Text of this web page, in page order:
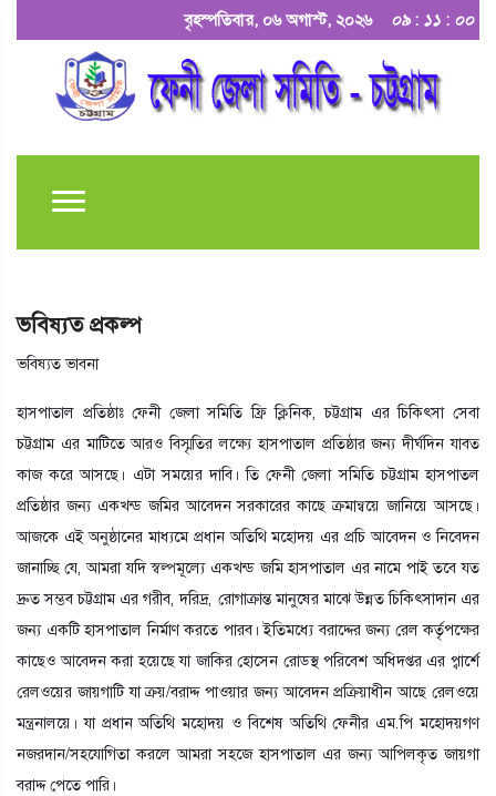
বৃহস্পতিবার, ০৬ অগাস্ট, ২০২৬ ০৯ : ১১ : ০০
ভবিষ্যত প্রকল্প
ভবিষ্যত ভাবনা
হাসপাতাল প্রতিষ্ঠাঃ ফেনী জেলা সমিতি ফ্রি ক্লিনিক, চট্টগ্রাম এর চিকিৎসা সেবা
চট্টগ্রাম এর মাটিতে আরও বিস্মৃতির লক্ষ্যে হাসপাতাল প্রতিষ্ঠার জন্য দীর্ঘদিন যাবত
কাজ করে আসছে। এটা সময়ের দাবি। তি ফেনী জেলা সমিতি চট্টগ্রাম হাসপাতল
প্রতিষ্ঠার জন্য একখন্ড জমির আবেদন সরকারের কাছে ক্রমান্বয়ে জানিয়ে আসছে।
আজকে এই অনুষ্ঠানের মাধ্যমে প্রধান অতিথি মহোদয় এর প্রচি আবেদন ও নিবেদন
জানাচ্ছি যে, আমরা যদি স্বল্পমূল্যে একখন্ড জমি হাসপাতাল এর নামে পাই তবে যত
দ্রুত সম্ভব চট্টগ্রাম এর গরীব, দরিদ্র, রোগাক্রান্ত মানুষের মাঝে উন্নত চিকিৎসাদান এর
জন্য একটি হাসপাতাল নির্মাণ করতে পারব। ইতিমধ্যে বরাদ্দের জন্য রেল কর্তৃপক্ষের
কাছেও আবেদন করা হয়েছে যা জাকির হোসেন রোডস্থ পরিবেশ অধিদপ্তর এর প্বার্শে
রেলওয়ের জায়গাটি যা ক্রয়/বরাদ্দ পাওয়ার জন্য আবেদন প্রক্রিয়াধীন আছে রেলওয়ে
মন্ত্রনালয়ে। যা প্রধান অতিথি মহোদয় ও বিশেষ অতিথি ফেনীর এম.পি মহোদয়গণ
নজরদান/সহযোগিতা করলে আমরা সহজে হাসপাতাল এর জন্য আপিলকৃত জায়গা
বরাদ্দ পেতে পারি।